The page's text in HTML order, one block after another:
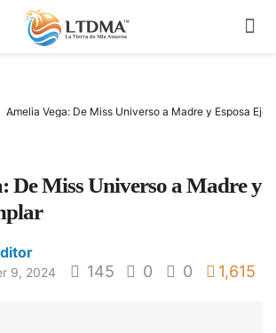
Amelia Vega: De Miss Universo a Madre y Esposa
De Miss Universo a Madre y
9, 2024 145 0 0 1,615